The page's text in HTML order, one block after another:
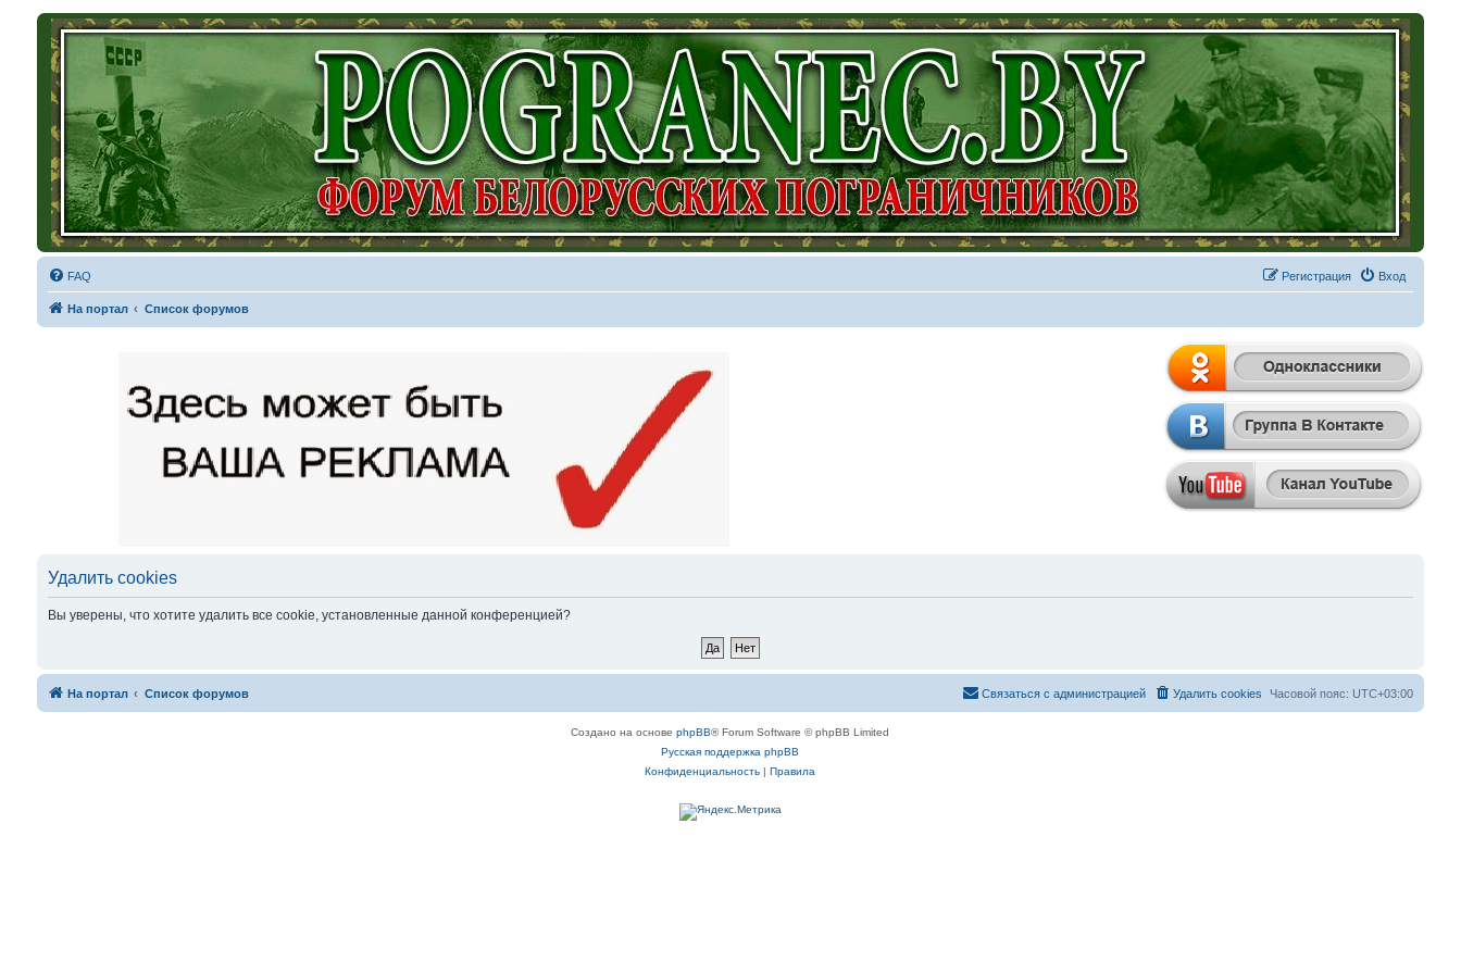
FAQ Вход
Регистрация
На портал Список форумов
Удалить cookies
Вы уверены, что хотите удалить все cookie, установленные данной конференцией?
На портал Список форумов Часовой пояс: UTC+03:00
Удалить cookies
Связаться с администрацией
Создано на основеphpBB® Forum Software © phpBB Limited
Русская поддержка phpBB
Конфиденциальность |Правила